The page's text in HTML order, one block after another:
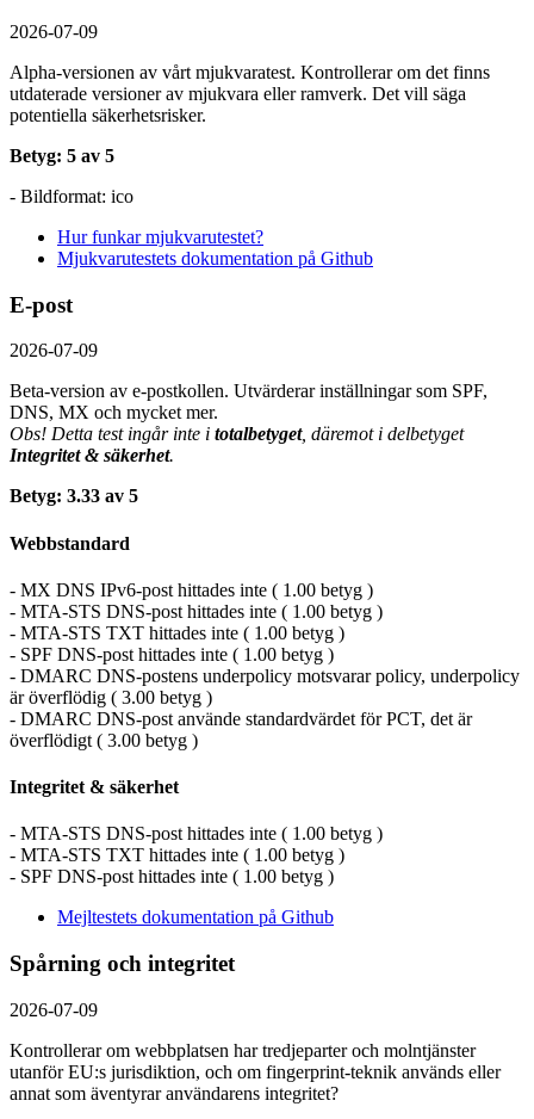
2026-07-09
Alpha-versionen av vårt mjukvaratest. Kontrollerar om det finns
utdaterade versioner av mjukvara eller ramverk. Det vill säga
potentiella säkerhetsrisker.
Betyg: 5 av 5
- Bildformat: ico
Hur funkar mjukvarutestet?
Mjukvarutestets dokumentation på Github
E-post
2026-07-09
Beta-version av e-postkollen. Utvärderar inställningar som SPF,
DNS, MX och mycket mer.
Obs! Detta test ingår inte i totalbetyget, däremot i delbetyget
Integritet & säkerhet.
Betyg: 3.33 av 5
Webbstandard
- MX DNS IPv6-post hittades inte ( 1.00 betyg )
- MTA-STS DNS-post hittades inte ( 1.00 betyg )
- MTA-STS TXT hittades inte ( 1.00 betyg )
- SPF DNS-post hittades inte ( 1.00 betyg )
- DMARC DNS-postens underpolicy motsvarar policy, underpolicy
är överflödig ( 3.00 betyg )
- DMARC DNS-post använde standardvärdet för PCT, det är
överflödigt ( 3.00 betyg )
Integritet & säkerhet
- MTA-STS DNS-post hittades inte ( 1.00 betyg )
- MTA-STS TXT hittades inte ( 1.00 betyg )
- SPF DNS-post hittades inte ( 1.00 betyg )
Mejltestets dokumentation på Github
Spårning och integritet
2026-07-09
Kontrollerar om webbplatsen har tredjeparter och molntjänster
utanför EU:s jurisdiktion, och om fingerprint-teknik används eller
annat som äventyrar användarens integritet?